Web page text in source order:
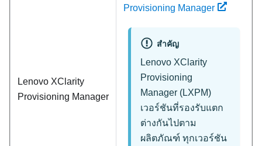
Lenovo XClarity
Provisioning Manager
Provisioning Manager
สำคัญ
Lenovo XClarity
Provisioning
Manager (LXPM)
เวอร์ชันที่รองรับแตก
ต่างกันไปตาม
ผลิตภัณฑ์ ทุกเวอร์ชัน